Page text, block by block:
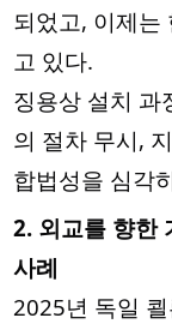
되었고, 이제는
고 있다.
징용상 설치 과
의 절차 무시,
합법성을 심각
2. 외교를 향한
사례
2025년 독일